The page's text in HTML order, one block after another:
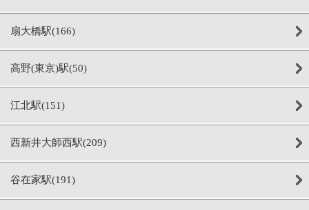
扇大橋駅(166)
高野(東京)駅(50)
江北駅(151)
西新井大師西駅(209)
谷在家駅(191)